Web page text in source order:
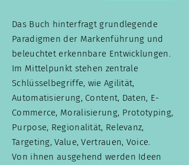
Das Buch hinterfragt grundlegende
Paradigmen der Markenführung und
beleuchtet erkennbare Entwicklungen.
Im Mittelpunkt stehen zentrale
Schlüsselbegriffe, wie Agilität,
Automatisierung, Content, Daten, E-
Commerce, Moralisierung, Prototyping,
Purpose, Regionalität, Relevanz,
Targeting, Value, Vertrauen, Voice.
Von ihnen ausgehend werden Ideen